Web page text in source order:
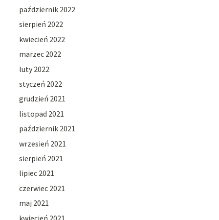
październik 2022
sierpień 2022
kwiecień 2022
marzec 2022
luty 2022
styczeń 2022
grudzień 2021
listopad 2021
październik 2021
wrzesień 2021
sierpień 2021
lipiec 2021
czerwiec 2021
maj 2021
kwiecień 2021